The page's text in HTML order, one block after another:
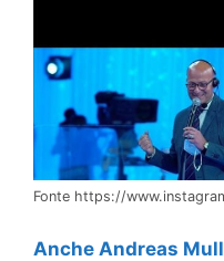
Fonte https://
Anche Andreas